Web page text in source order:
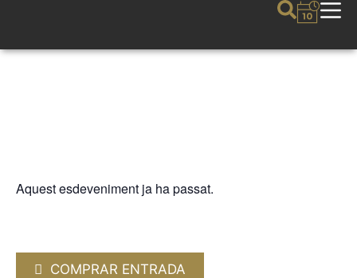
Aquest esdeveniment ja ha passat.
COMPRAR ENTRADA